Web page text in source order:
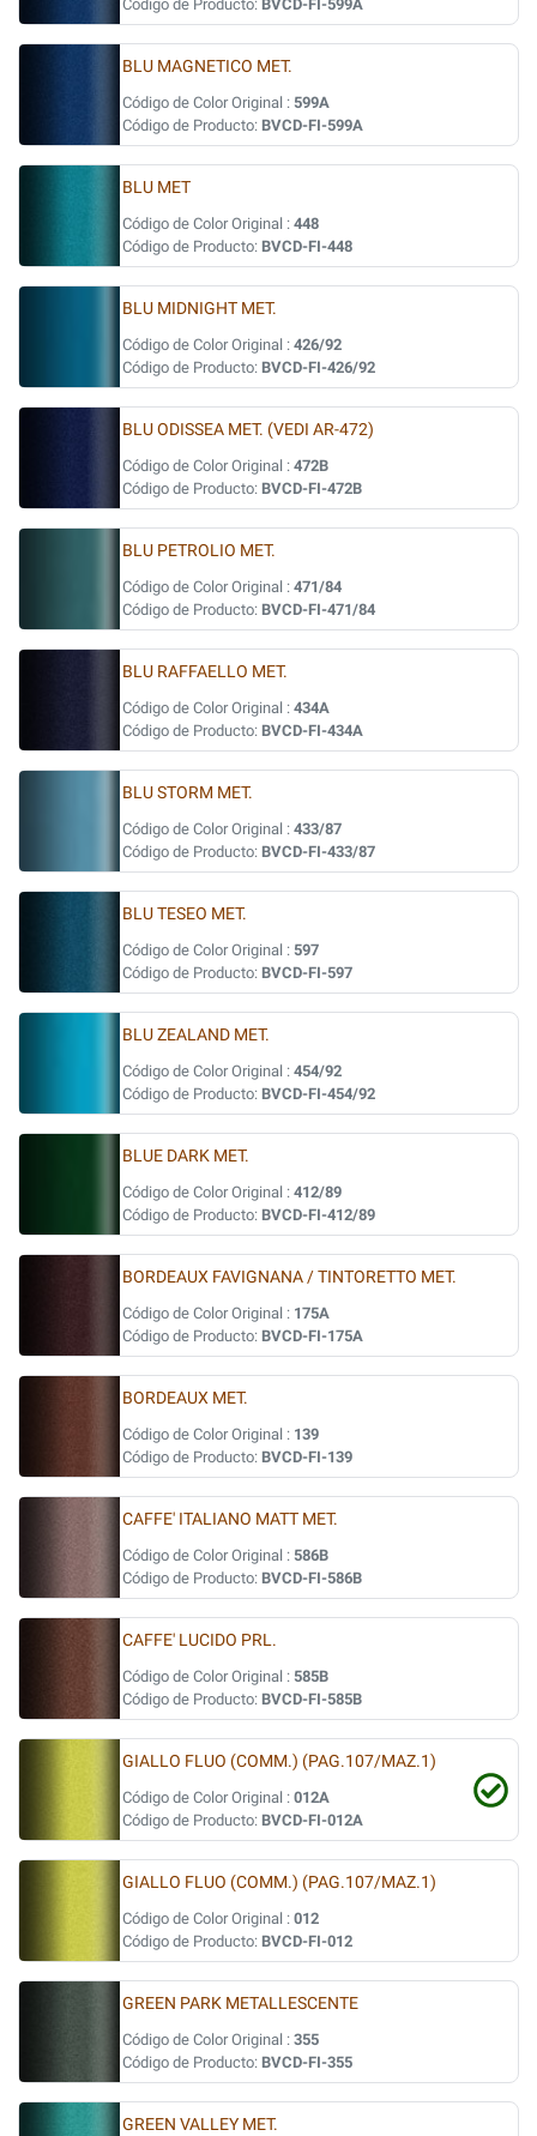
Código de Producto: BVCD-FI-599A
BLU MAGNETICO MET.
Código de Color Original : 599A
Código de Producto: BVCD-FI-599A
BLU MET
Código de Color Original : 448
Código de Producto: BVCD-FI-448
BLU MIDNIGHT MET.
Código de Color Original : 426/92
Código de Producto: BVCD-FI-426/92
BLU ODISSEA MET. (VEDI AR-472)
Código de Color Original : 472B
Código de Producto: BVCD-FI-472B
BLU PETROLIO MET.
Código de Color Original : 471/84
Código de Producto: BVCD-FI-471/84
BLU RAFFAELLO MET.
Código de Color Original : 434A
Código de Producto: BVCD-FI-434A
BLU STORM MET.
Código de Color Original : 433/87
Código de Producto: BVCD-FI-433/87
BLU TESEO MET.
Código de Color Original : 597
Código de Producto: BVCD-FI-597
BLU ZEALAND MET.
Código de Color Original : 454/92
Código de Producto: BVCD-FI-454/92
BLUE DARK MET.
Código de Color Original : 412/89
Código de Producto: BVCD-FI-412/89
BORDEAUX FAVIGNANA / TINTORETTO MET.
Código de Color Original : 175A
Código de Producto: BVCD-FI-175A
BORDEAUX MET.
Código de Color Original : 139
Código de Producto: BVCD-FI-139
CAFFE' ITALIANO MATT MET.
Código de Color Original : 586B
Código de Producto: BVCD-FI-586B
CAFFE' LUCIDO PRL.
Código de Color Original : 585B
Código de Producto: BVCD-FI-585B
GIALLO FLUO (COMM.) (PAG.107/MAZ.1)
Código de Color Original : 012A
Código de Producto: BVCD-FI-012A
GIALLO FLUO (COMM.) (PAG.107/MAZ.1)
Código de Color Original : 012
Código de Producto: BVCD-FI-012
GREEN PARK METALLESCENTE
Código de Color Original : 355
Código de Producto: BVCD-FI-355
GREEN VALLEY MET.